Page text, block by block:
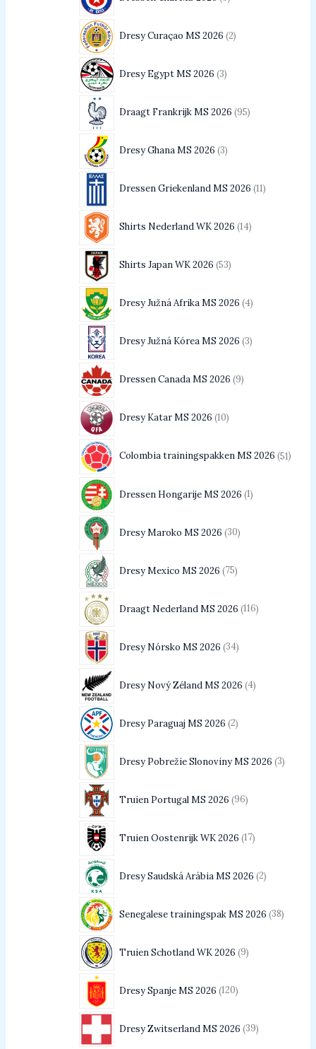
Dresy Curaçao MS 2026 2
Dresy Egypt MS 2026 3
Draagt Frankrijk MS 2026 95
Dresy Ghana MS 2026 3
Dressen Griekenland MS 2026 11
Shirts Nederland WK 2026 14
Shirts Japan WK 2026 53
Dresy Južná Afrika MS 2026 4
Dresy Južná Kórea MS 2026 3
Dressen Canada MS 2026 9
Dresy Katar MS 2026 10
Colombia trainingspakken MS 2026 51
Dressen Hongarije MS 2026 1
Dresy Maroko MS 2026 30
Dresy Mexico MS 2026 75
Draagt Nederland MS 2026 116
Dresy Nórsko MS 2026 34
Dresy Nový Zéland MS 2026 4
Dresy Paraguaj MS 2026 2
Dresy Pobrežie Slonoviny MS 2026 3
Truien Portugal MS 2026 96
Truien Oostenrijk WK 2026 17
Dresy Saudská Arábia MS 2026 2
Senegalese trainingspak MS 2026 38
Truien Schotland WK 2026 9
Dresy Spanje MS 2026 120
Dresy Zwitserland MS 2026 39